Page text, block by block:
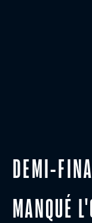
DEMI-
MANQUÉ